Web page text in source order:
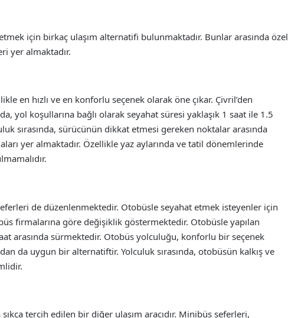
için birkaç ulaşım alternatifi bulunmaktadır. Bunlar arasında özel
yer almaktadır.
en hızlı ve en konforlu seçenek olarak öne çıkar. Çivril’den
yol koşullarına bağlı olarak seyahat süresi yaklaşık 1 saat ile 1.5
sırasında, sürücünün dikkat etmesi gereken noktalar arasında
yer almaktadır. Özellikle yaz aylarında ve tatil dönemlerinde
de düzenlenmektedir. Otobüsle seyahat etmek isteyenler için
firmalarına göre değişiklik göstermektedir. Otobüsle yapılan
arasında sürmektedir. Otobüs yolculuğu, konforlu bir seçenek
da uygun bir alternatiftir. Yolculuk sırasında, otobüsün kalkış ve
tercih edilen bir diğer ulaşım aracıdır. Minibüs seferleri,